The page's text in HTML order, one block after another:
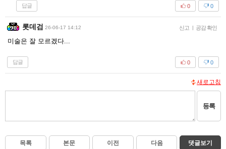
답글 0
0
롯데검 26-06-17 14:12 신고 | 공감 확인
미술은 잘 모르겠다...
답글 0
0
새로고침
등록
목록 본문 이전 다음 댓글보기